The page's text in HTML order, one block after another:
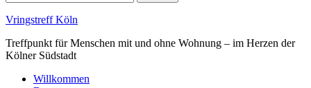
Vringstreff Köln
Treffpunkt für Menschen mit und ohne Wohnung – im Herzen der
Kölner Südstadt
Willkommen